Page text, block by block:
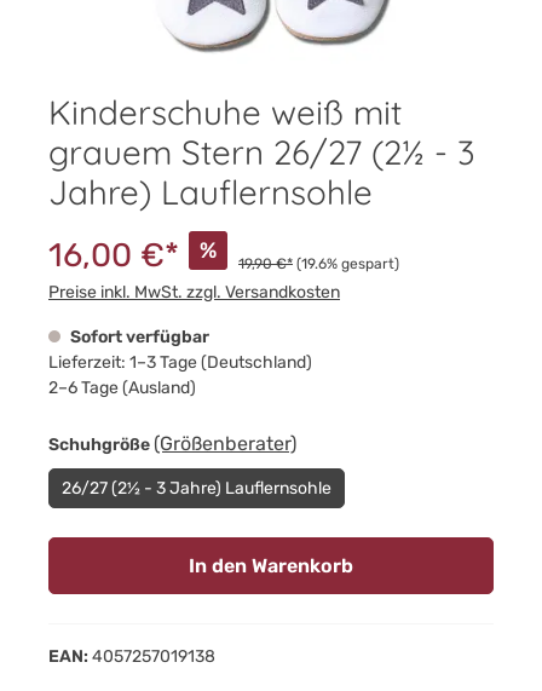
Kinderschuhe weiß mit
grauem Stern 26/27 (2½ - 3
Jahre) Lauflernsohle
16,00 €* % 19,90 €* (19.6% gespart)
Preise inkl. MwSt. zzgl. Versandkosten
Sofort verfügbar
Lieferzeit: 1–3 Tage (Deutschland)
2–6 Tage (Ausland)
Schuhgrößeauswählen
(Größenberater)
26/27 (2½ - 3 Jahre) Lauflernsohle
In den Warenkorb
EAN: 4057257019138